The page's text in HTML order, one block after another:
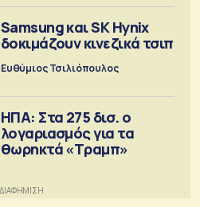
Samsung και SK Hynix
δοκιμάζουν κινεζικά τσιπ
Ευθύμιος Τσιλιόπουλος
ΗΠΑ: Στα 275 δισ. ο
λογαριασμός για τα
θωρηκτά «Τραμπ»